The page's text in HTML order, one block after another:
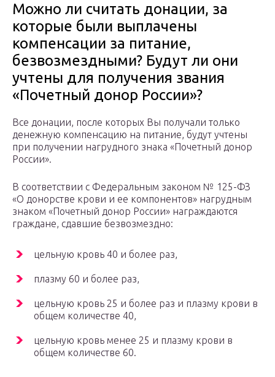
Можно ли считать донации, за
которые были выплачены
компенсации за питание,
безвозмездными? Будут ли они
учтены для получения звания
«Почетный донор России»?
Все донации, после которых Вы получали только
денежную компенсацию на питание, будут учтены
при получении нагрудного знака «Почетный донор
России».
В соответствии с Федеральным законом № 125-ФЗ
«О донорстве крови и ее компонентов» нагрудным
знаком «Почетный донор России» награждаются
граждане, сдавшие безвозмездно:
цельную кровь 40 и более раз,
плазму 60 и более раз,
цельную кровь 25 и более раз и плазму крови в
общем количестве 40,
цельную кровь менее 25 и плазму крови в
общем количестве 60.